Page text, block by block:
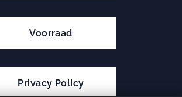
Voorraad
Privacy Policy